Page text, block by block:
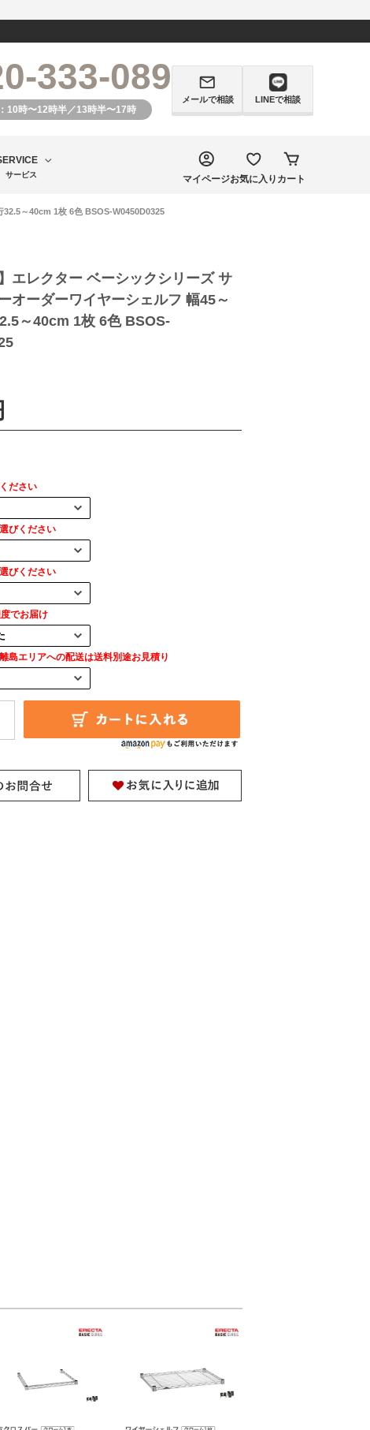
333-089
10時〜12時半／13時半〜17時
メールで相談 LINEで相談
サービス マイページお気に入り カート
～40cm 1枚 6色 BSOS-W0450D0325
エレクター ベーシックシリーズ サ
オーダーワイヤーシェルフ 幅45～
～40cm 1枚 6色 BSOS-
ださい
びください
びください
でお届け
島エリアへの配送は送料別途お見積り